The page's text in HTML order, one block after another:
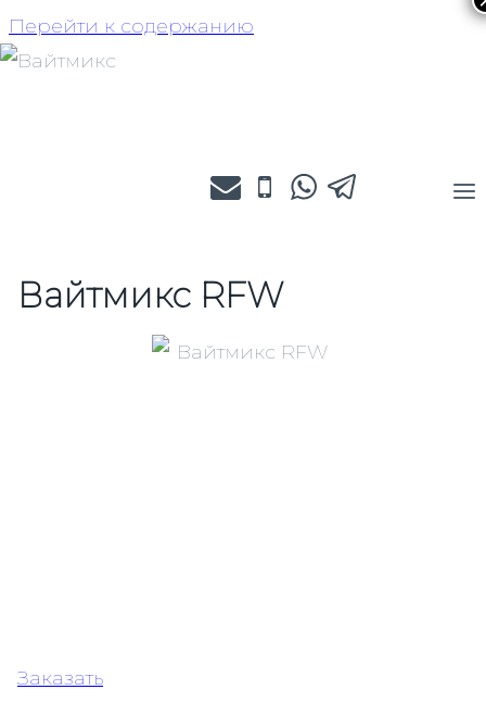
Перейти к содержанию
Вайтмикс RFW
Заказать